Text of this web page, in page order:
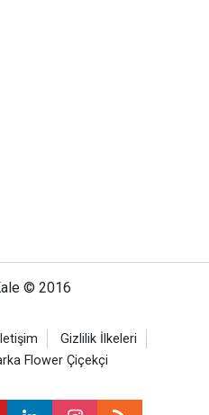
© 2016
Gizlilik İlkeleri
Flower Çiçekçi